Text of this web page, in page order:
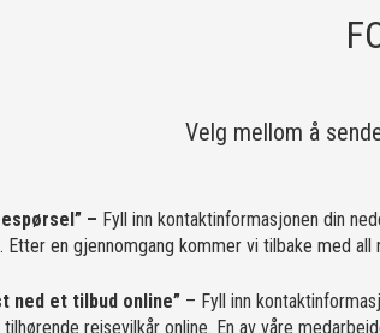
Velg mellom å
– Fyll inn kontaktinformasjonen din
Etter en gjennomgang kommer vi tilbake med
ned et tilbud online” – Fyll inn
reisevilkår online. En av våre